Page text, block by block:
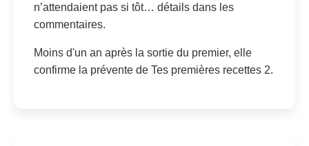
n’attendaient pas si tôt… détails dans les
commentaires.
Moins d'un an après la sortie du premier, elle
confirme la prévente de Tes premières recettes 2.